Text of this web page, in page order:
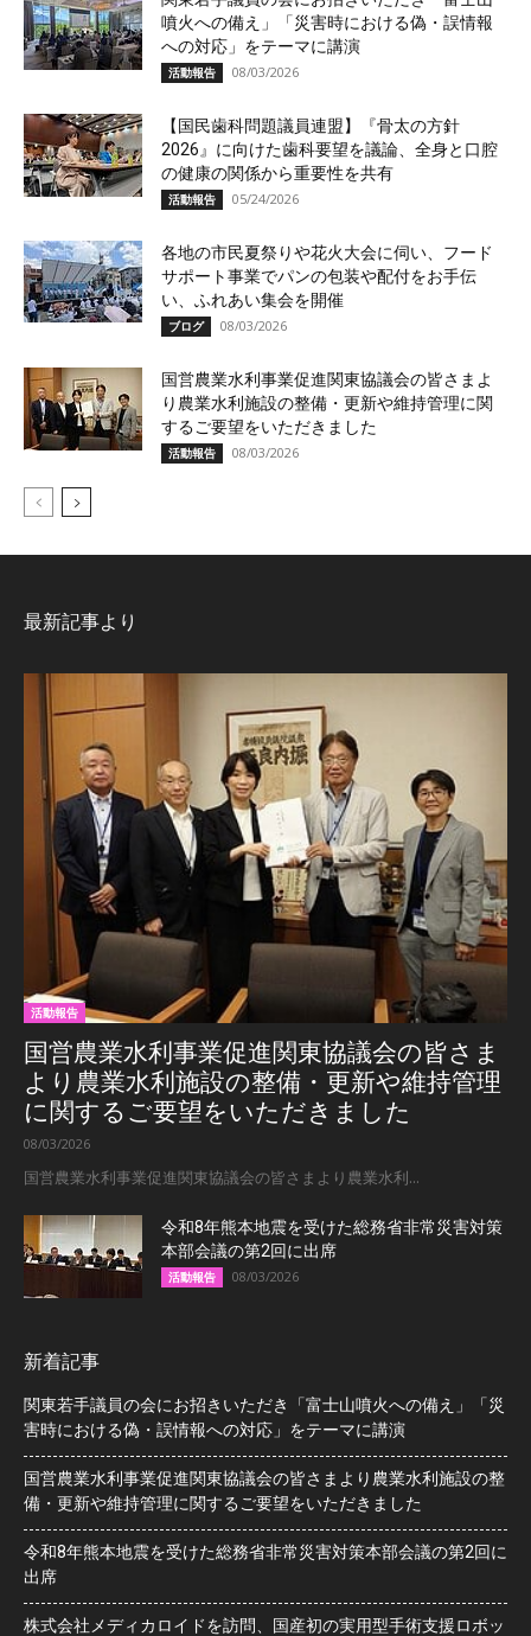
噴火への備え」「災害時における偽・誤情報
への対応」をテーマに講演
活動報告 08/03/2026
【国民歯科問題議員連盟】『骨太の方針
2026』に向けた歯科要望を議論、全身と口腔
の健康の関係から重要性を共有
活動報告 05/24/2026
各地の市民夏祭りや花火大会に伺い、フード
サポート事業でパンの包装や配付をお手伝
い、ふれあい集会を開催
ブログ 08/03/2026
国営農業水利事業促進関東協議会の皆さまよ
り農業水利施設の整備・更新や維持管理に関
するご要望をいただきました
活動報告 08/03/2026
最新記事より
活動報告
国営農業水利事業促進関東協議会の皆さま
より農業水利施設の整備・更新や維持管理
に関するご要望をいただきました
08/03/2026
国営農業水利事業促進関東協議会の皆さまより農業水利...
令和8年熊本地震を受けた総務省非常災害対策
本部会議の第2回に出席
活動報告 08/03/2026
新着記事
関東若手議員の会にお招きいただき「富士山噴火への備え」「災
害時における偽・誤情報への対応」をテーマに講演
国営農業水利事業促進関東協議会の皆さまより農業水利施設の整
備・更新や維持管理に関するご要望をいただきました
令和8年熊本地震を受けた総務省非常災害対策本部会議の第2回に
出席
株式会社メディカロイドを訪問、国産初の実用型手術支援ロボッ